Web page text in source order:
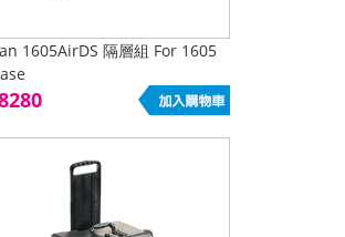
1605AirDS 隔層組 For 1605